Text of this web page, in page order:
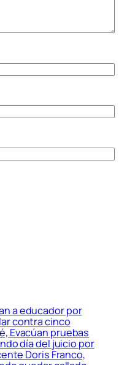
a educador por
contra cinco
Evacúan pruebas
día del juicio por
Doris Franco,